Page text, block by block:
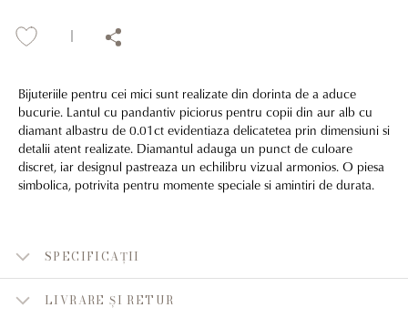
Bijuteriile pentru cei mici sunt realizate din dorinta de a aduce
bucurie. Lantul cu pandantiv piciorus pentru copii din aur alb cu
diamant albastru de 0.01ct evidentiaza delicatetea prin dimensiuni si
detalii atent realizate. Diamantul adauga un punct de culoare
discret, iar designul pastreaza un echilibru vizual armonios. O piesa
simbolica, potrivita pentru momente speciale si amintiri de durata.
SPECIFICAȚII
LIVRARE ȘI RETUR